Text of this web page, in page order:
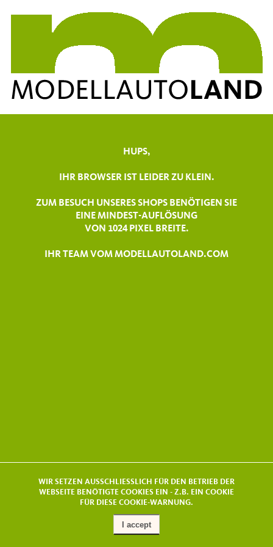
HUPS,
IHR BROWSER IST LEIDER ZU KLEIN.
ZUM BESUCH UNSERES SHOPS BENÖTIGEN SIE
EINE MINDEST-AUFLÖSUNG
VON 1024 PIXEL BREITE.
IHR TEAM VOM MODELLAUTOLAND.COM
WIR SETZEN AUSSCHLIESSLICH FÜR DEN BETRIEB DER
WEBSEITE BENÖTIGTE COOKIES EIN - Z.B. EIN COOKIE
FÜR DIESE COOKIE-WARNUNG.
I accept